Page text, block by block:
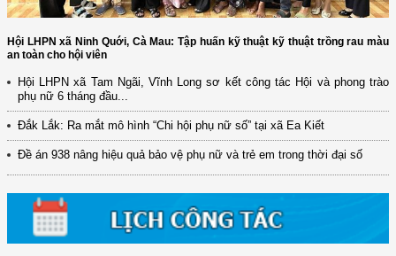
Hội LHPN xã Ninh Quới, Cà Mau: Tập huấn kỹ thuật kỹ thuật trồng rau màu
an toàn cho hội viên
Hội LHPN xã Tam Ngãi, Vĩnh Long sơ kết công tác Hội và phong trào
phụ nữ 6 tháng đầu...
Đắk Lắk: Ra mắt mô hình “Chi hội phụ nữ số” tại xã Ea Kiết
Đề án 938 nâng hiệu quả bảo vệ phụ nữ và trẻ em trong thời đại số